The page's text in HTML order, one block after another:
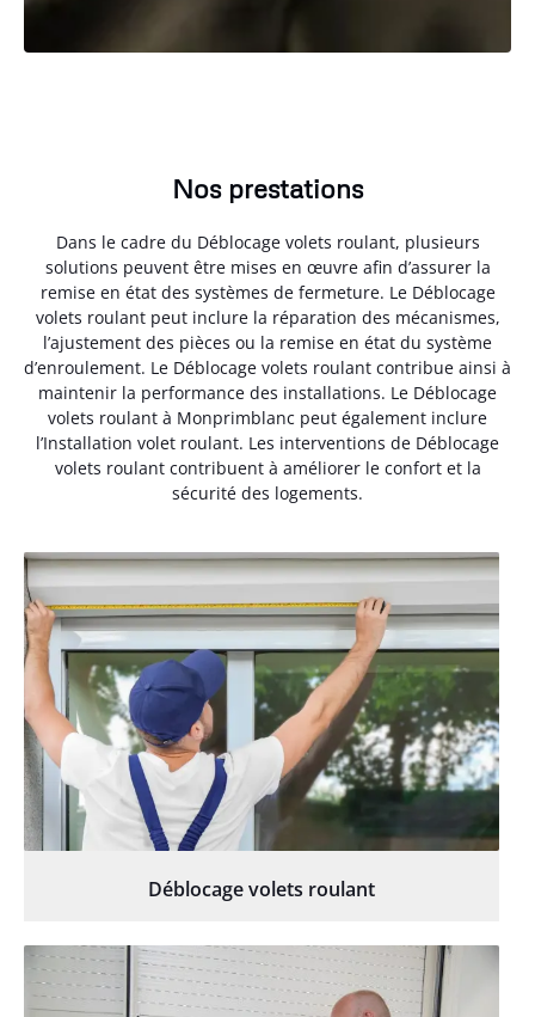
Nos prestations
Dans le cadre du Déblocage volets roulant, plusieurs
solutions peuvent être mises en œuvre afin d’assurer la
remise en état des systèmes de fermeture. Le Déblocage
volets roulant peut inclure la réparation des mécanismes,
l’ajustement des pièces ou la remise en état du système
d’enroulement. Le Déblocage volets roulant contribue ainsi à
maintenir la performance des installations. Le Déblocage
volets roulant à Monprimblanc peut également inclure
l’Installation volet roulant. Les interventions de Déblocage
volets roulant contribuent à améliorer le confort et la
sécurité des logements.
Déblocage volets roulant